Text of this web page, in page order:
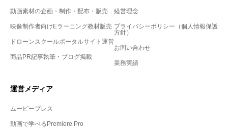
動画素材の企画・制作・配布・販売
映像制作者向けEラーニング教材販売
ドローンスクールポータルサイト運営
商品PR記事執筆・ブログ掲載
経営理念
プライバシーポリシー（個人情報保護
方針）
お問い合わせ
業務実績
運営メディア
ムービープレス
動画で学べるPremiere Pro